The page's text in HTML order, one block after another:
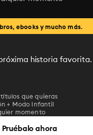
ebooks y mucho más.
historia favorita.
títulos que quieras
+ Modo Infantil
momento
Pruébalo ahora